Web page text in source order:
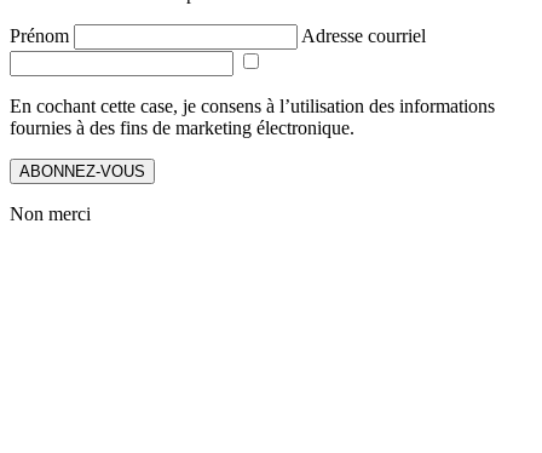
Prénom Adresse courriel
En cochant cette case, je consens à l’utilisation des informations
fournies à des fins de marketing électronique.
ABONNEZ-VOUS
Non merci